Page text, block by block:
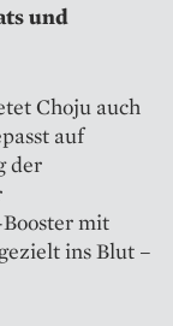
und
Choju auch
auf
der
mit
ins Blut –